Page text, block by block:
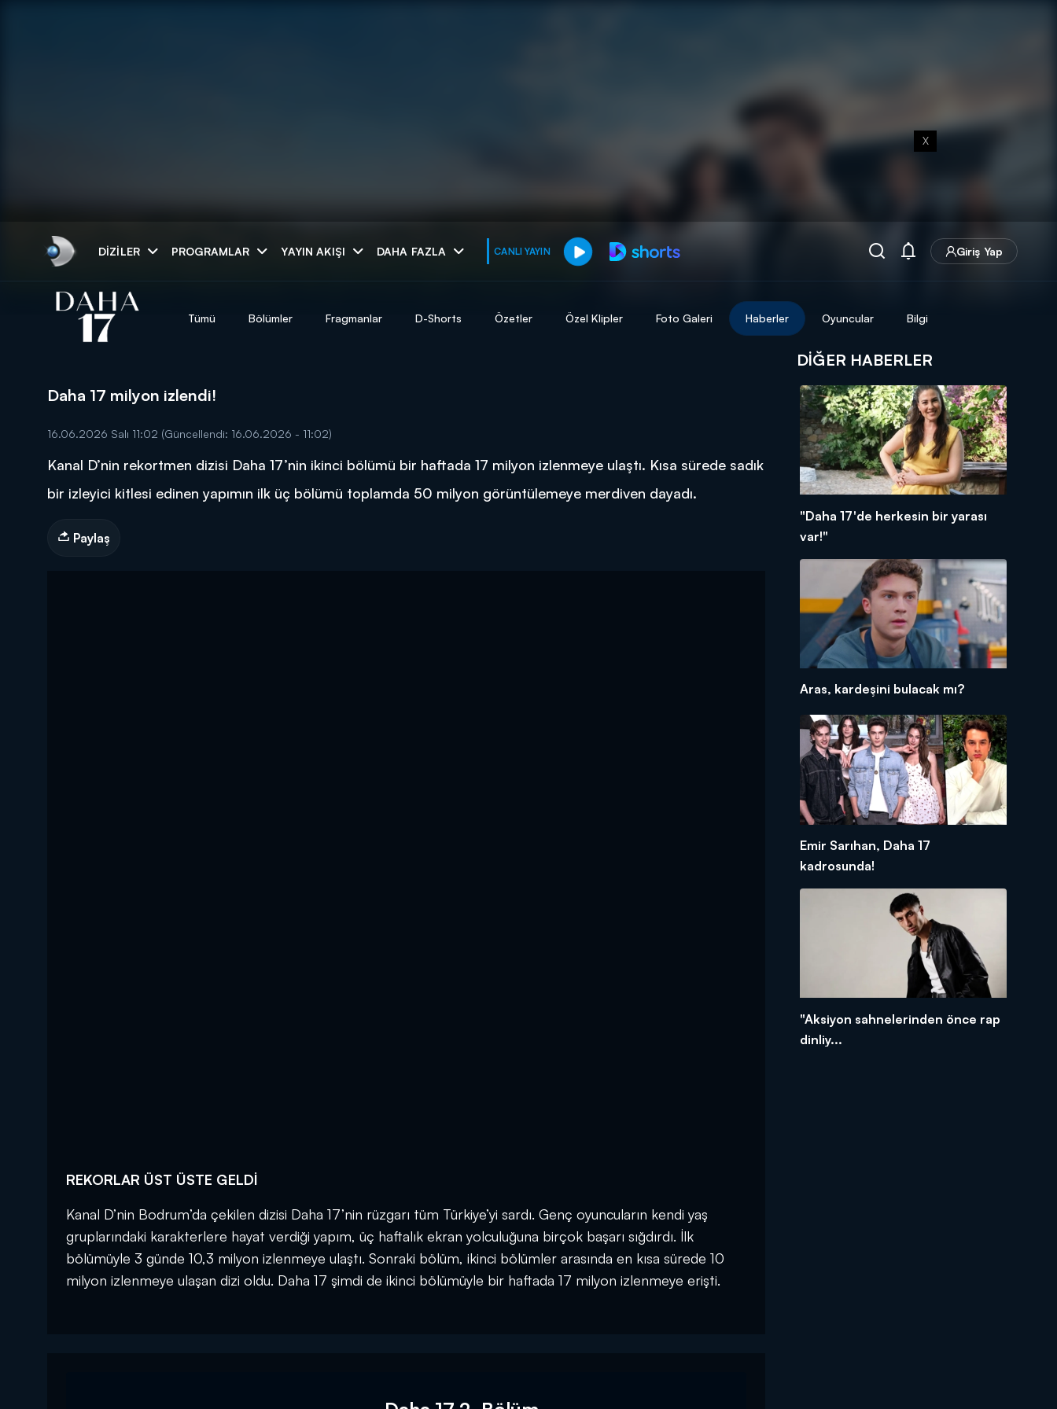
X
DIZILER PROGRAMLAR YAYIN AKIŞI DAHA FAZLA CANLI YAYIN Giriş Yap
muhteşem ikili
DİĞER SONUÇLAR
Tümü Bölümler Fragmanlar D-Shorts Özetler Özel Klipler Foto Galeri Haberler Oyuncular Bilgi
Daha 17 milyon izlendi!
16.06.2026 Salı 11:02 (Güncellendi: 16.06.2026 - 11:02)
Kanal D’nin rekortmen dizisi Daha 17’nin ikinci bölümü bir haftada 17 milyon izlenmeye ulaştı. Kısa sürede sadık
bir izleyici kitlesi edinen yapımın ilk üç bölümü toplamda 50 milyon görüntülemeye merdiven dayadı.
Paylaş
REKORLAR ÜST ÜSTE GELDİ
Kanal D’nin Bodrum’da çekilen dizisi Daha 17’nin rüzgarı tüm Türkiye’yi sardı. Genç oyuncuların kendi yaş
gruplarındaki karakterlere hayat verdiği yapım, üç haftalık ekran yolculuğuna birçok başarı sığdırdı. İlk
bölümüyle 3 günde 10,3 milyon izlenmeye ulaştı. Sonraki bölüm, ikinci bölümler arasında en kısa sürede 10
milyon izlenmeye ulaşan dizi oldu. Daha 17 şimdi de ikinci bölümüyle bir haftada 17 milyon izlenmeye erişti.
DIĞER HABERLER
"Daha 17'de herkesin bir yarası
var!"
Aras, kardeşini bulacak mı?
Emir Sarıhan, Daha 17
kadrosunda!
"Aksiyon sahnelerinden önce rap
dinliy...